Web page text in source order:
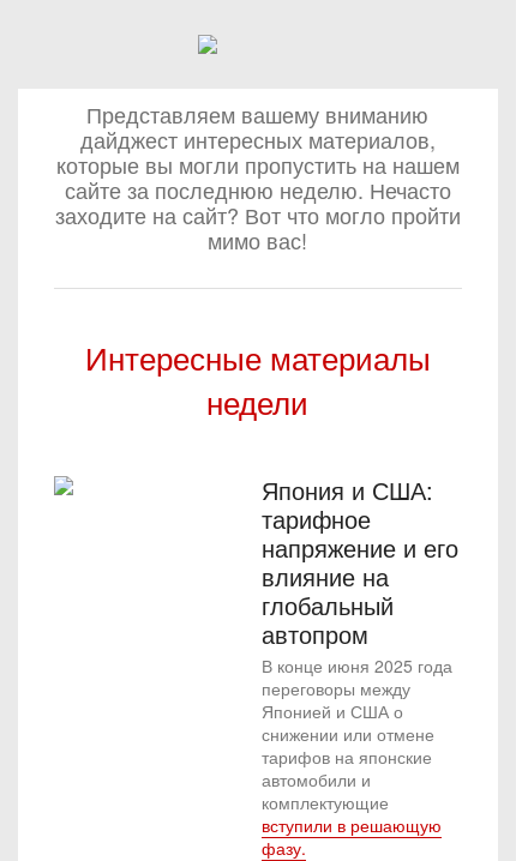
Представляем вашему вниманию
дайджест интересных материалов,
которые вы могли пропустить на нашем
сайте за последнюю неделю. Нечасто
заходите на сайт? Вот что могло пройти
мимо вас!
Интересные материалы
недели
Япония и США:
тарифное
напряжение и его
влияние на
глобальный
автопром
В конце июня 2025 года
переговоры между
Японией и США о
снижении или отмене
тарифов на японские
автомобили и
комплектующие
вступили в решающую
фазу.